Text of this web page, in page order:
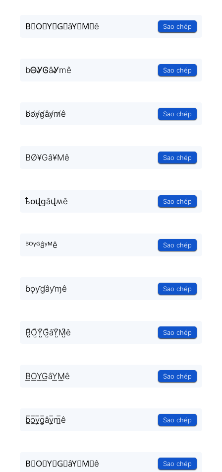
B⃒O⃒Y⃒G⃒âY⃒M⃒ê Sao chép
bᎾᎽᎶâᎽmê Sao chép
b̸o̸y̸g̸ây̸m̸ê Sao chép
BØ¥Gâ¥Mê Sao chép
ҍօվցâվʍê Sao chép
ᴮᴼᵞᴳâᵞᴹê Sao chép
ɓǫƴɠâƴɱê Sao chép
B̺͆O̺͆Y̺͆G̺͆âY̺͆M̺͆ê Sao chép
B͟O͟Y͟G͟âY͟M͟ê Sao chép
b̲̅o̲̅y̲̅g̲̅ây̲̅m̲̅ê Sao chép
B⃣O⃣Y⃣G⃣âY⃣M⃣ê Sao chép